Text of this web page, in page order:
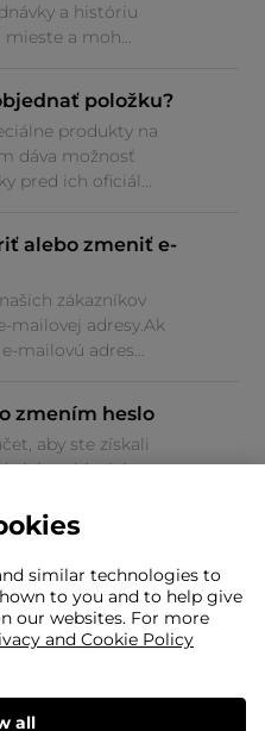
a históriu
a moh...
položku?
produkty na
dáva možnosť
pred ich oficiál...
alebo zmeniť e-
zákazníkov
mailovej adresy.Ak
mailovú adres...
zmením heslo
aby ste získali
a históriu
hľadáte?
kontaktovať nás
similar technologies to
to you and to help give
our websites. For more
and Cookie Policy
all